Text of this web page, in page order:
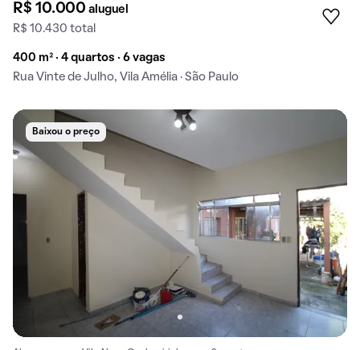
R$ 10.000aluguel
R$ 10.430 total
400 m² · 4 quartos · 6 vagas
Rua Vinte de Julho, Vila Amélia · São Paulo
Baixou o preço